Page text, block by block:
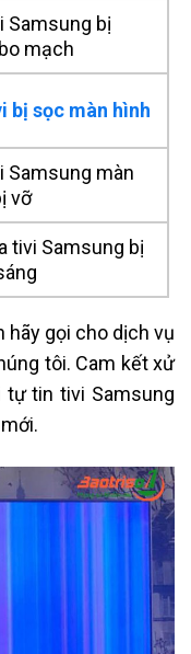
Samsung bị
mạch
bị sọc màn hình
Samsung màn
vỡ
tivi Samsung bị
hãy gọi cho dịch vụ
tôi. Cam kết xử
tự tin tivi Samsung